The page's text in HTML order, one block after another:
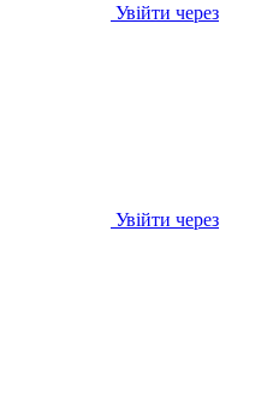
Увійти через
Увійти через